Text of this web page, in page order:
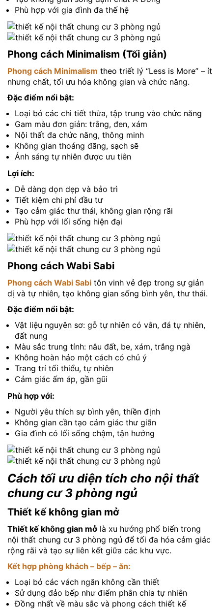
Phù hợp với gia đình đa thế hệ
Phong cách Minimalism (Tối giản)
Phong cách Minimalism theo triết lý “Less is More” – ít
nhưng chất, tối ưu hóa không gian và chức năng.
Đặc điểm nổi bật:
Loại bỏ các chi tiết thừa, tập trung vào chức năng
Gam màu đơn giản: trắng, đen, xám
Nội thất đa chức năng, thông minh
Không gian thoáng đãng, sạch sẽ
Ánh sáng tự nhiên được ưu tiên
Lợi ích:
Dễ dàng dọn dẹp và bảo trì
Tiết kiệm chi phí đầu tư
Tạo cảm giác thư thái, không gian rộng rãi
Phù hợp với lối sống hiện đại
Phong cách Wabi Sabi
Phong cách Wabi Sabi tôn vinh vẻ đẹp trong sự giản
dị và tự nhiên, tạo không gian sống bình yên, thư thái.
Đặc điểm nổi bật:
Vật liệu nguyên sơ: gỗ tự nhiên có vân, đá tự nhiên,
đất nung
Màu sắc trung tính: nâu đất, be, xám, trắng ngà
Không hoàn hảo một cách có chủ ý
Trang trí tối thiểu, tự nhiên
Cảm giác ấm áp, gần gũi
Phù hợp với:
Người yêu thích sự bình yên, thiền định
Không gian cần tạo cảm giác thư giãn
Gia đình có lối sống chậm, tận hưởng
Cách tối ưu diện tích cho nội thất
chung cư 3 phòng ngủ
Thiết kế không gian mở
Thiết kế không gian mở là xu hướng phổ biến trong
nội thất chung cư 3 phòng ngủ để tối đa hóa cảm giác
rộng rãi và tạo sự liên kết giữa các khu vực.
Kết hợp phòng khách – bếp – ăn:
Loại bỏ các vách ngăn không cần thiết
Sử dụng đảo bếp như điểm phân chia tự nhiên
Đồng nhất về màu sắc và phong cách thiết kế